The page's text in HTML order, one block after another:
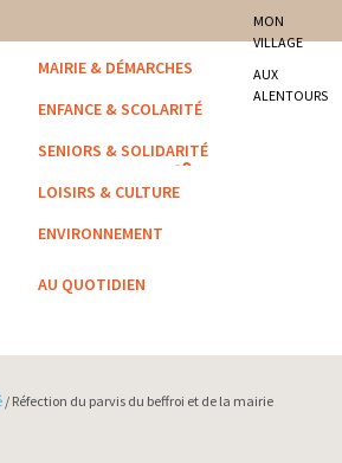
Villy-le-Bouveret
MON
VILLAGE
AUX
ALENTOURS
MAIRIE & DÉMARCHES
ENFANCE & SCOLARITÉ
SENIORS & SOLIDARITÉ
LOISIRS & CULTURE
ENVIRONNEMENT
AU QUOTIDIEN
/ Réfection du parvis du beffroi et de la mairie